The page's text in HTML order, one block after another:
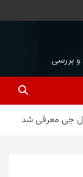
و بررسی
جی معرفی شد